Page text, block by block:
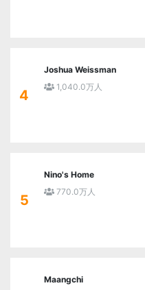
4
Joshua Weissman
1,040.0万人
5
Nino's Home
770.0万人
Maangchi